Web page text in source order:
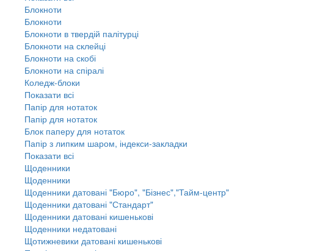
Блокноти
Блокноти
Блокноти в твердій палітурці
Блокноти на склейці
Блокноти на скобі
Блокноти на спіралі
Коледж-блоки
Показати всі
Папір для нотаток
Папір для нотаток
Блок паперу для нотаток
Папір з липким шаром, індекси-закладки
Показати всі
Щоденники
Щоденники
Щоденники датовані "Бюро", "Бізнес","Тайм-центр"
Щоденники датовані "Стандарт"
Щоденники датовані кишенькові
Щоденники недатовані
Щотижневики датовані кишенькові